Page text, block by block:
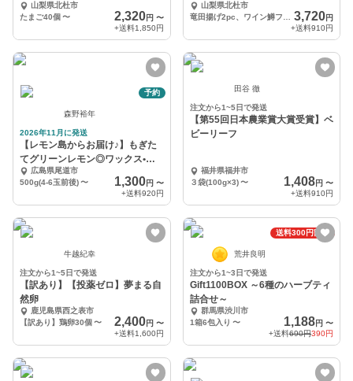
山梨県北杜市
たまご40個 〜 2,320円 〜
+送料1,850円
ト 山梨県北杜市
3,720円
+送料910円
予約
森野裕年
2026年11月に発送
【レモン島からお届け♪】もぎた
てグリーンレモン◎ワックス•防
腐剤•防カビ剤不使用
広島県尾道市
500g(4-6玉前後)〜 1,300円 〜
+送料920円
田谷 徹
注文から1~5日で発送
【第55回日本農業賞大賞受賞】ベ
ビーリーフ
福井県福井市
３袋(100g×3) 〜 1,408円 〜
+送料910円
牛越紀幸
注文から1~5日で発送
【訳あり】【投薬ゼロ】夢まる自
然卵
鹿児島県西之表市
【訳あり】鶏卵30個 〜 2,400円 〜
+送料1,600円
送料300円割引
荒井良明
注文から1~3日で発送
Gift1100BOX ～6種のハーブティ
詰合せ～
群馬県渋川市
1箱6包入り 〜 1,188円 〜
+送料690円390円